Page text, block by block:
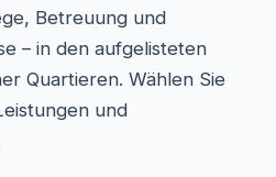
Betreuung und
– in den aufgelisteten
Quartieren. Wählen Sie
und